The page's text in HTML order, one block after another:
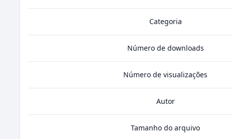
Categoria
Número de downloads
Número de visualizações
Autor
Tamanho do arquivo